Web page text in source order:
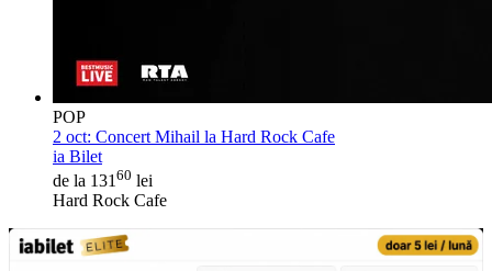
POP
2 oct: Concert Mihail la Hard Rock Cafe
ia Bilet
de la 131 60 lei
Hard Rock Cafe